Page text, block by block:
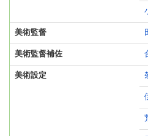
美術監督
美術監督補佐
美術設定